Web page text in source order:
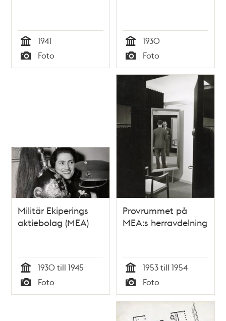
Tid
1941
Typ
Foto Tid
1930
Typ
Foto
Militär Ekiperings
aktiebolag (MEA)
Tid
1930 till 1945
Typ
Foto
Provrummet på
MEA:s herravdelning
Tid
1953 till 1954
Typ
Foto